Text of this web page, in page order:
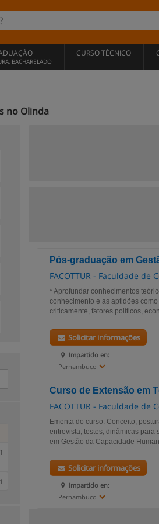
BACHARELADO
CURSO TÉCNICO
no Olinda
Pós-graduação em
FACOTTUR - Faculdade
* Aprofundar conhecimentos
conhecimento e as aptidões
criticamente, fatores políticos,
Impartido en:
Pernambuco
Solicitar informações
Curso de Extensão em
FACOTTUR - Faculdade
Ementa do curso: Conceito,
entrevista, testes, dinâmicas para
em Gestão da Capacidade
Impartido en:
Pernambuco
Solicitar informações
1
1